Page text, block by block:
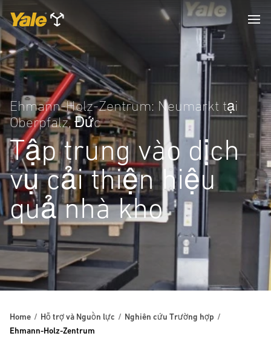
Ehmann-Holz-Zentrum: Neumarkt tại
Oberpfalz, Đức
Tập trung vào dịch
vụ cải thiện hiệu
quả nhà kho
Home Hỗ trợ và Nguồn lực
Nghiên cứu Trường hợp
Ehmann-Holz-Zentrum